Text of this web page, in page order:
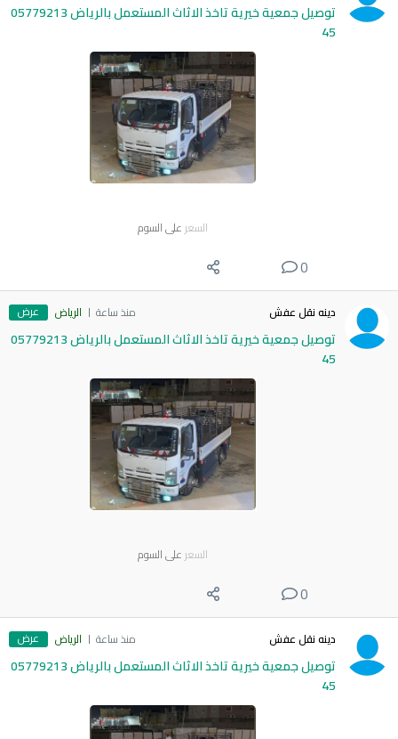
توصيل جمعية خيرية تاخذ الاثاث المستعمل بالرياض 05779213
45
السعر على السوم
0
دينه نقل عفش منذ ساعة الرياض عرض
توصيل جمعية خيرية تاخذ الاثاث المستعمل بالرياض 05779213
45
السعر على السوم
0
دينه نقل عفش منذ ساعة الرياض عرض
توصيل جمعية خيرية تاخذ الاثاث المستعمل بالرياض 05779213
45